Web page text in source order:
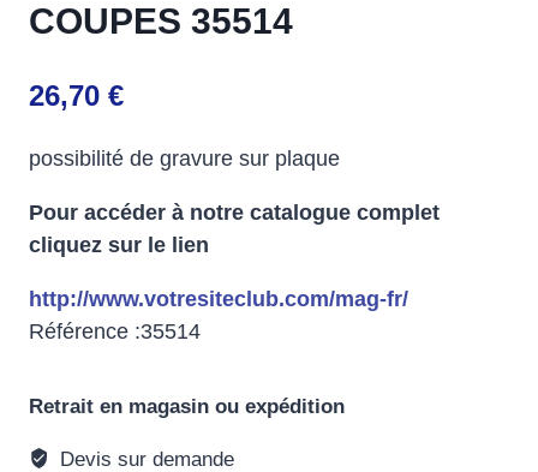
COUPES 35514
26,70 €
possibilité de gravure sur plaque
Pour accéder à notre catalogue complet
cliquez sur le lien
http://www.votresiteclub.com/mag-fr/
Référence :35514
Retrait en magasin ou expédition
Devis sur demande